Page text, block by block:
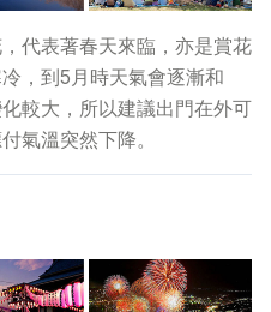
>
代表著春天來臨，亦是賞花
，到5月時天氣會逐漸和
較大，所以建議出門在外可
氣溫突然下降。